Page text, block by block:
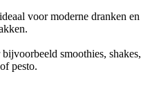
voor moderne dranken en
smoothies, shakes,
pesto.